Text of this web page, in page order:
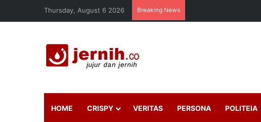
Thursday, August 6 2026 Breaking News
HOME CRISPY VERITAS PERSONA POLITEIA